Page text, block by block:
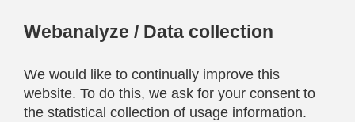
Webanalyze / Data collection
We would like to continually improve this
website. To do this, we ask for your consent to
the statistical collection of usage information.